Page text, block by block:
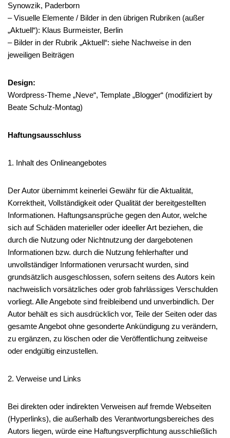
Synowzik, Paderborn
– Visuelle Elemente / Bilder in den übrigen Rubriken (außer
„Aktuell“): Klaus Burmeister, Berlin
– Bilder in der Rubrik „Aktuell“: siehe Nachweise in den
jeweiligen Beiträgen
Design:
Wordpress-Theme „Neve“, Template „Blogger“ (modifiziert by
Beate Schulz-Montag)
Haftungsausschluss
1. Inhalt des Onlineangebotes
Der Autor übernimmt keinerlei Gewähr für die Aktualität,
Korrektheit, Vollständigkeit oder Qualität der bereitgestellten
Informationen. Haftungsansprüche gegen den Autor, welche
sich auf Schäden materieller oder ideeller Art beziehen, die
durch die Nutzung oder Nichtnutzung der dargebotenen
Informationen bzw. durch die Nutzung fehlerhafter und
unvollständiger Informationen verursacht wurden, sind
grundsätzlich ausgeschlossen, sofern seitens des Autors kein
nachweislich vorsätzliches oder grob fahrlässiges Verschulden
vorliegt. Alle Angebote sind freibleibend und unverbindlich. Der
Autor behält es sich ausdrücklich vor, Teile der Seiten oder das
gesamte Angebot ohne gesonderte Ankündigung zu verändern,
zu ergänzen, zu löschen oder die Veröffentlichung zeitweise
oder endgültig einzustellen.
2. Verweise und Links
Bei direkten oder indirekten Verweisen auf fremde Webseiten
(Hyperlinks), die außerhalb des Verantwortungsbereiches des
Autors liegen, würde eine Haftungsverpflichtung ausschließlich